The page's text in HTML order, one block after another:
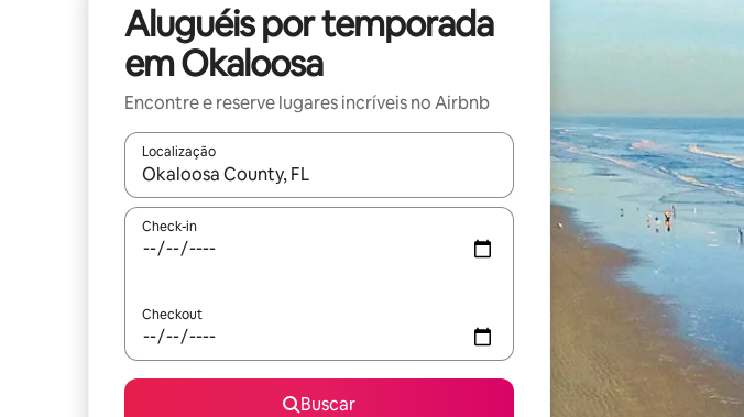
Aluguéis por temporada
em Okaloosa
Encontre e reserve lugares incríveis no Airbnb
Localização
Quando os resultados estiverem disponíveis, explore-os usando as seta para cima
Check-in
Checkout
Buscar